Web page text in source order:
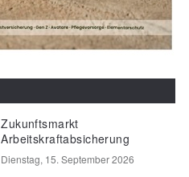
Zukunftsmarkt
Arbeitskraftabsicherung
Dienstag, 15. September 2026